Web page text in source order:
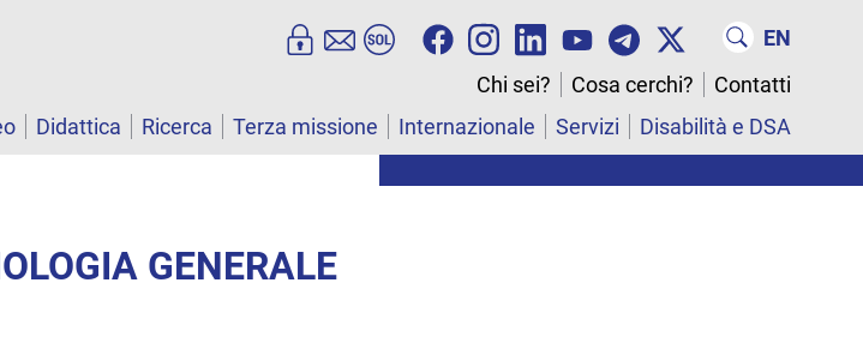
EN
Chi sei?
Cosa cerchi?
Contatti
Didattica Ricerca Terza missione Internazionale Servizi Disabilità e DSA
GENERALE